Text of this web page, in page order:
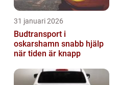
31 januari 2026
Budtransport i
oskarshamn snabb hjälp
när tiden är knapp